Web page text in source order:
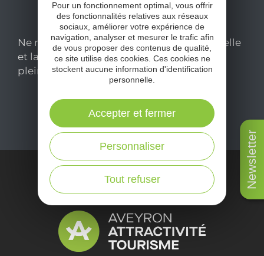
Newsletter
Ne manquez pas notre newsletter mensuelle
et laissez-vous inspirer pour profiter
pleinement de votre séjour en Aveyron.
Je m'abonne ici
Pour un fonctionnement optimal, vous offrir
des fonctionnalités relatives aux réseaux
sociaux, améliorer votre expérience de
navigation, analyser et mesurer le trafic afin
de vous proposer des contenus de qualité,
ce site utilise des cookies. Ces cookies ne
stockent aucune information d'identification
personnelle.
Tout refuser
Personnaliser
Accepter et fermer